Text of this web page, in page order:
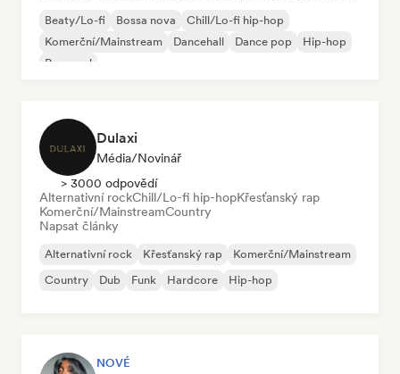
Beaty/Lo-fi Bossa nova
Chill/Lo-fi hip-hop
Komerční/Mainstream
Dancehall Dance pop
Hip-hop
Pop-soul
Dulaxi
Média/novinář
> 3000 odpovědí
Alternativní rockChill/Lo-fi hip-hopKřesťanský rap
Komerční/MainstreamCountry
Napsat články
Alternativní rock Křesťanský rap
Komerční/Mainstream
Country
Dub Funk Hardcore Hip-hop
NOVÉ